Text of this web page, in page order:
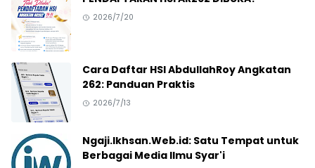
2026/7/20
Cara Daftar HSI AbdullahRoy Angkatan
262: Panduan Praktis
2026/7/13
Ngaji.Ikhsan.Web.id: Satu Tempat untuk
Berbagai Media Ilmu Syar'i